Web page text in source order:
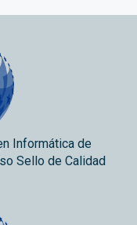
Informática de
Sello de Calidad